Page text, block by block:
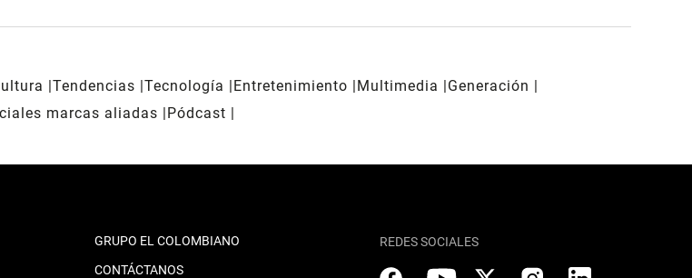
Tendencias Tecnología Entretenimiento Multimedia
Generación
marcas aliadas
Pódcast
GRUPO EL COLOMBIANO
CONTÁCTANOS
REDES SOCIALES